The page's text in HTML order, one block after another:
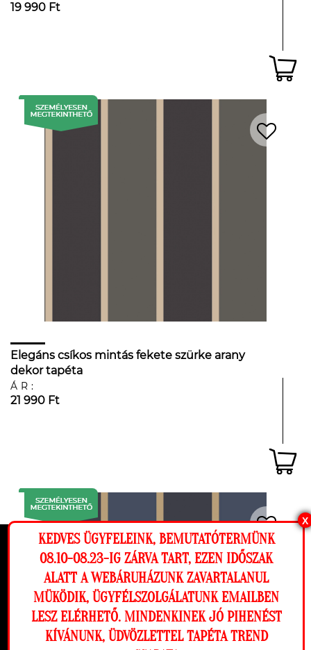
Ez a weboldal cookie-kat használ, hogy a
lehető legjobb élményt nyújtsa honlapunkon.
Beállítások
Elutasítom Engedélyezem
19 990 Ft
Elegáns csíkos mintás fekete szürke arany
dekor tapéta
ÁR:
21 990 Ft
X
KEDVES ÜGYFELEINK, BEMUTATÓTERMÜNK
08.10-08.23-IG ZÁRVA TART, EZEN IDŐSZAK
ALATT A WEBÁRUHÁZUNK ZAVARTALANUL
MÜKÖDIK, ÜGYFÉLSZOLGÁLATUNK EMAILBEN
LESZ ELÉRHETŐ. MINDENKINEK JÓ PIHENÉST
KÍVÁNUNK, ÜDVÖZLETTEL TAPÉTA TREND